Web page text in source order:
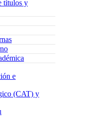
títulos y
e
(CAT) y